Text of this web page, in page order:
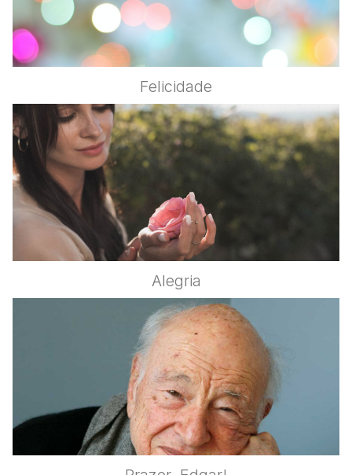
Felicidade
Alegria